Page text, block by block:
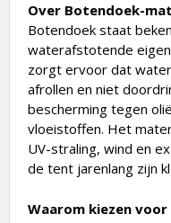
Over Botendoek-
Botendoek staat
waterafstotende
zorgt ervoor dat
afrollen en niet
bescherming tegen
vloeistoffen. Het
UV-straling, wind en
de tent jarenlang zijn
Waarom kiezen